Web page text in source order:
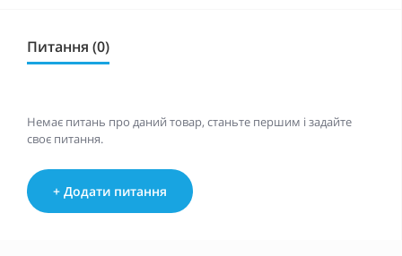
Питання (0)
Немає питань про даний товар, станьте першим і задайте
своє питання.
+ Додати питання